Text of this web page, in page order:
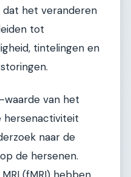
het veranderen
tot
tintelingen en
van het
hersenactiviteit
naar de
de hersenen.